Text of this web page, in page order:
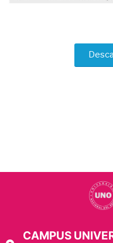
CAMPUS